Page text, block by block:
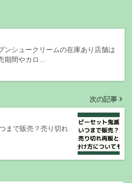
ンシュークリームの在庫あり店舗は
期間やカロ…
次の記事
まで販売？売り切れ